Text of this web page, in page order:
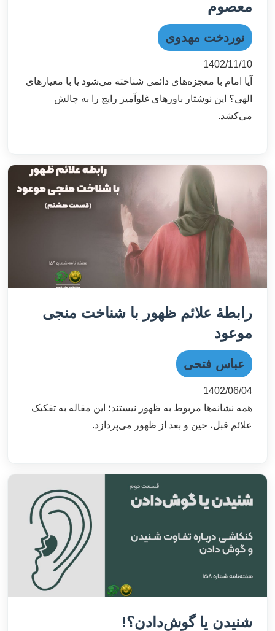
معصوم
نوردخت مهدوی
1402/11/10
آیا امام با معجزه‌های دائمی شناخته می‌شود یا با معیارهای
الهی؟ این نوشتار باورهای غلوآمیز رایج را به چالش
می‌کشد.
رابطهٔ علائم ظهور با شناخت منجی
موعود
عباس فتحی
1402/06/04
همه نشانه‌ها مربوط به ظهور نیستند؛ این مقاله به تفکیک
علائم قبل، حین و بعد از ظهور می‌پردازد.
شنیدن یا گوش‌دادن؟!